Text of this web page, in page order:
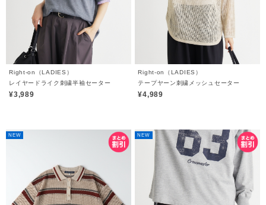
Right-on（LADIES）
レイヤードライク刺繍半袖セーター
¥3,989
Right-on（LADIES）
テープヤーン刺繍メッシュセーター
¥4,989
NEW NEW